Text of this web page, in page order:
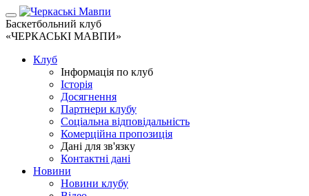
Баскетбольний клуб
«ЧЕРКАСЬКІ МАВПИ»
Клуб
Інформація по клуб
Історія
Досягнення
Партнери клубу
Соціальна відповідальність
Комерційна пропозиція
Дані для зв'язку
Контактні дані
Новини
Новини клубу